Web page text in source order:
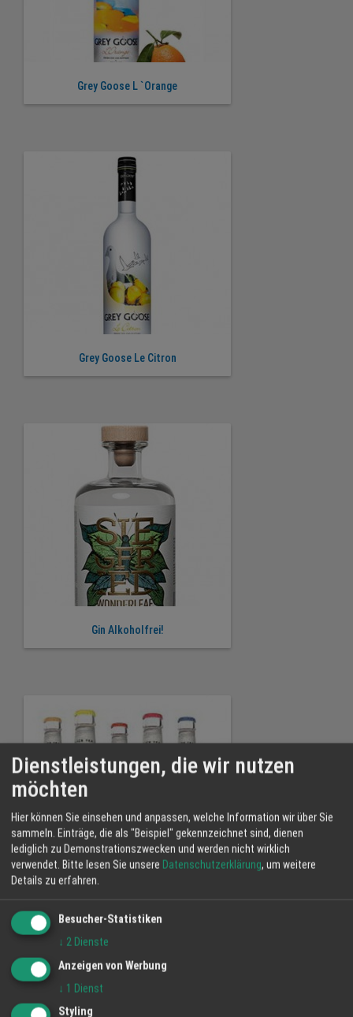
Grey Goose L `Orange
Grey Goose Le Citron
Gin Alkoholfrei!
Dienstleistungen, die wir nutzen
möchten
Hier können Sie einsehen und anpassen, welche Information wir über Sie
sammeln. Einträge, die als "Beispiel" gekennzeichnet sind, dienen
lediglich zu Demonstrationszwecken und werden nicht wirklich
verwendet. Bitte lesen Sie unsere Datenschutzerklärung, um weitere
Details zu erfahren.
Besucher-Statistiken
↓ 2 Dienste
Anzeigen von Werbung
↓ 1 Dienst
Styling